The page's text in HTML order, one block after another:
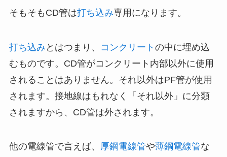
そもそもCD管は打ち込み専用になります。
打ち込み とはつまり、 コンクリート の中に埋め込
むものです。CD管がコンクリート内部以外に使用
されることはありません。それ以外はPF管が使用
されます。接地線はもれなく「それ以外」に分類
されますから、CD管は外されます。
他の電線管で言えば、 厚鋼電線管や薄鋼電線管な